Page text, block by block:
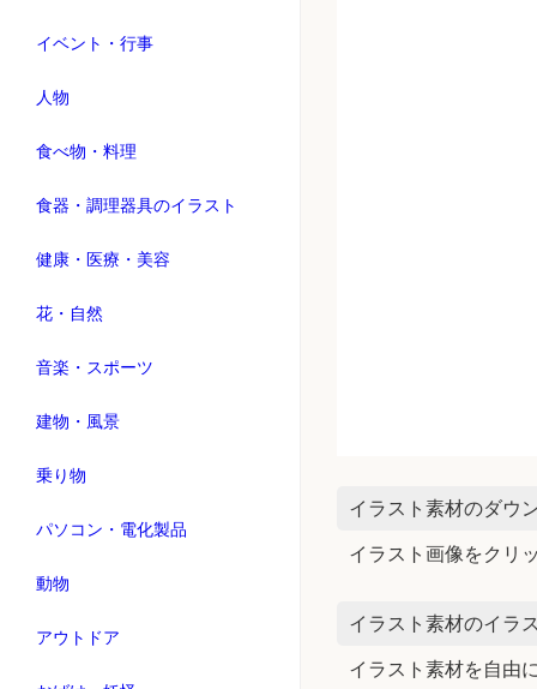
イベント・行事
人物
食べ物・料理
食器・調理器具のイラスト
健康・医療・美容
花・自然
音楽・スポーツ
建物・風景
乗り物
パソコン・電化製品
動物
アウトドア
イラスト素材のダウ
イラスト画像をクリ
イラスト素材のイラ
イラスト素材を自由